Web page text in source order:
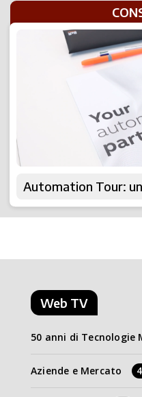
Automation Tour:
Web TV
50 anni di Tecnologie
Aziende e Mercato